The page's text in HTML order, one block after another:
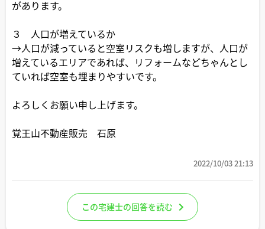
があります。
３ 人口が増えているか
→人口が減っていると空室リスクも増しますが、人口が
増えているエリアであれば、リフォームなどちゃんとし
ていれば空室も埋まりやすいです。
よろしくお願い申し上げます。
覚王山不動産販売 石原
2022/10/03 21:13
この宅建士の回答を読む